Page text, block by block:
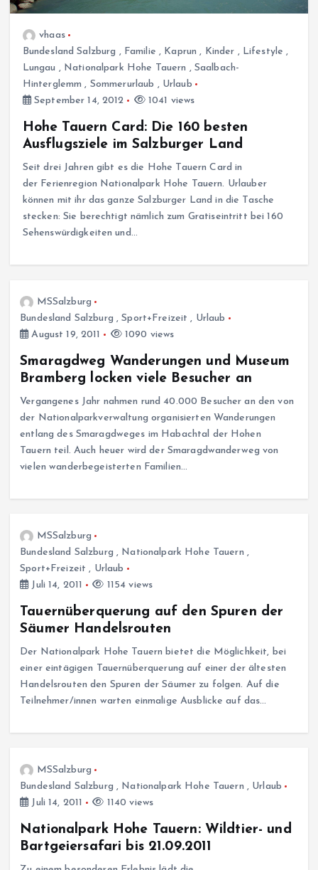
vhaas
Bundesland Salzburg , Familie , Kaprun , Kinder , Lifestyle ,
Lungau , Nationalpark Hohe Tauern , Saalbach-
Hinterglemm , Sommerurlaub , Urlaub
September 14, 2012
1041 views
Hohe Tauern Card: Die 160 besten
Ausflugsziele im Salzburger Land
Seit drei Jahren gibt es die Hohe Tauern Card in
der Ferienregion Nationalpark Hohe Tauern. Urlauber
können mit ihr das ganze Salzburger Land in die Tasche
stecken: Sie berechtigt nämlich zum Gratiseintritt bei 160
Sehenswürdigkeiten und…
MSSalzburg
Bundesland Salzburg ,Sport+Freizeit , Urlaub
August 19, 2011
1090 views
Smaragdweg Wanderungen und Museum
Bramberg locken viele Besucher an
Vergangenes Jahr nahmen rund 40.000 Besucher an den von
der Nationalparkverwaltung organisierten Wanderungen
entlang des Smaragdweges im Habachtal der Hohen
Tauern teil. Auch heuer wird der Smaragdwanderweg von
vielen wanderbegeisterten Familien…
MSSalzburg
Bundesland Salzburg , Nationalpark Hohe Tauern ,
Sport+Freizeit , Urlaub
Juli 14, 2011
1154 views
Tauernüberquerung auf den Spuren der
Säumer Handelsrouten
Der Nationalpark Hohe Tauern bietet die Möglichkeit, bei
einer eintägigen Tauernüberquerung auf einer der ältesten
Handelsrouten den Spuren der Säumer zu folgen. Auf die
Teilnehmer/innen warten einmalige Ausblicke auf das…
MSSalzburg
Bundesland Salzburg , Nationalpark Hohe Tauern , Urlaub
Juli 14, 2011
1140 views
Nationalpark Hohe Tauern: Wildtier- und
Bartgeiersafari bis 21.09.2011